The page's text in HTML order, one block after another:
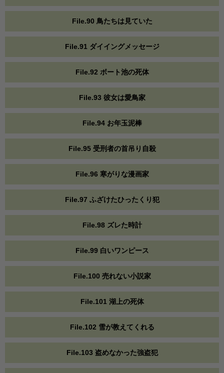
File.90 鳥たちは見ていた
File.91 ダイイングメッセージ
File.92 ボート池の死体
File.93 彼女は愛鳥家
File.94 お年玉泥棒
File.95 受刑者の首吊り自殺
File.96 寒がりな漫画家
File.97 ふざけたひったくり犯
File.98 ズレた時計
File.99 白いワンピース
File.100 売れない小説家
File.101 湖上の死体
File.102 雪が教えてくれる
File.103 盗めなかった強盗犯